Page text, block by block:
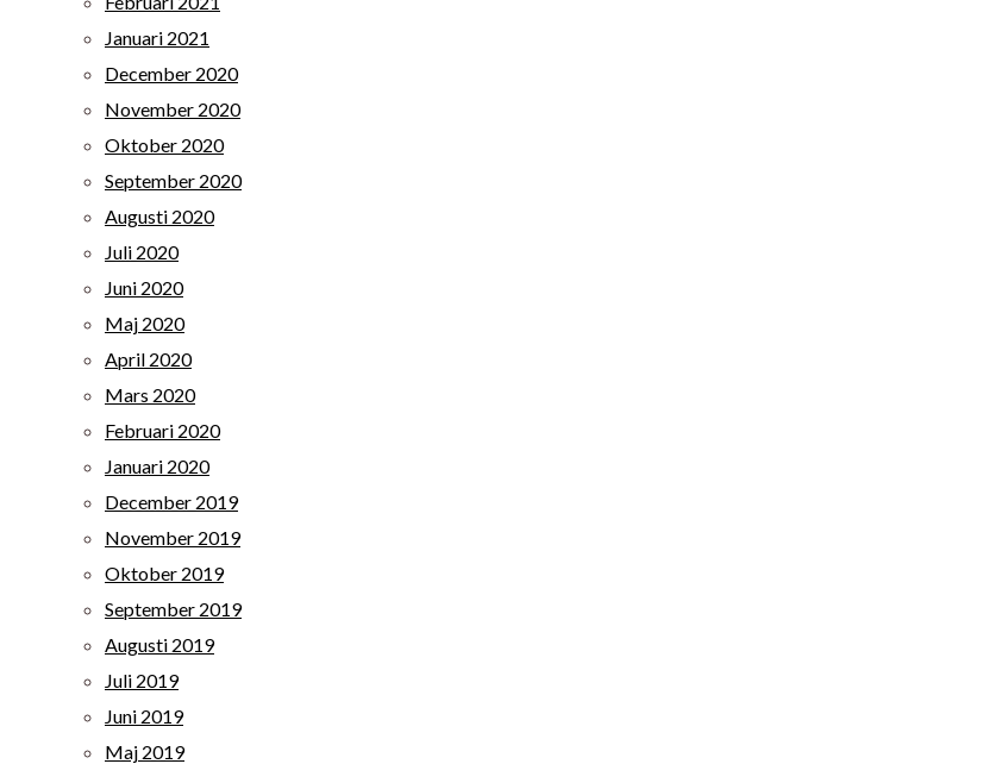
Januari 2021
December 2020
November 2020
Oktober 2020
September 2020
Augusti 2020
Juli 2020
Juni 2020
Maj 2020
April 2020
Mars 2020
Februari 2020
Januari 2020
December 2019
November 2019
Oktober 2019
September 2019
Augusti 2019
Juli 2019
Juni 2019
Maj 2019